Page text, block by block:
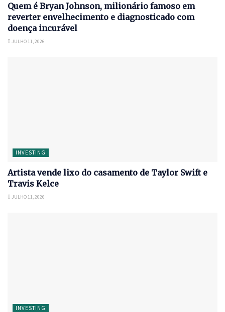
Quem é Bryan Johnson, milionário famoso em
reverter envelhecimento e diagnosticado com
doença incurável
JULHO 11, 2026
INVESTING
Artista vende lixo do casamento de Taylor Swift e
Travis Kelce
JULHO 11, 2026
INVESTING